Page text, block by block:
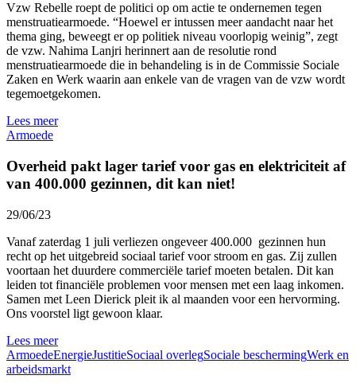
Vzw Rebelle roept de politici op om actie te ondernemen tegen
menstruatiearmoede. “Hoewel er intussen meer aandacht naar het
thema ging, beweegt er op politiek niveau voorlopig weinig”, zegt
de vzw. Nahima Lanjri herinnert aan de resolutie rond
menstruatiearmoede die in behandeling is in de Commissie Sociale
Zaken en Werk waarin aan enkele van de vragen van de vzw wordt
tegemoetgekomen.
Lees meer
Armoede
Overheid pakt lager tarief voor gas en elektriciteit af
van 400.000 gezinnen, dit kan niet!
29/06/23
Vanaf zaterdag 1 juli verliezen ongeveer 400.000 gezinnen hun
recht op het uitgebreid sociaal tarief voor stroom en gas. Zij zullen
voortaan het duurdere commerciële tarief moeten betalen. Dit kan
leiden tot financiële problemen voor mensen met een laag inkomen.
Samen met Leen Dierick pleit ik al maanden voor een hervorming.
Ons voorstel ligt gewoon klaar.
Lees meer
ArmoedeEnergieJustitieSociaal overlegSociale beschermingWerk en
arbeidsmarkt